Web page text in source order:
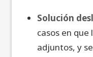
Solución
casos en que
adjuntos, y